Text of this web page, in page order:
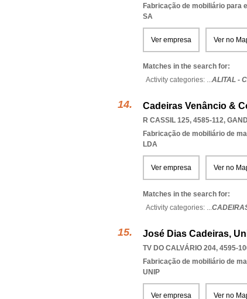
Fabricação de mobiliário para
SA
Ver empresa Ver no
Matches in the search for:
Activity categories: ...ALITAL -
Cadeiras Venâncio &
R CASSIL 125, 4585-112,
Fabricação de mobiliário de
LDA
Ver empresa Ver no
Matches in the search for:
Activity categories: ...
José Dias Cadeiras,
TV DO CALVÁRIO 204, 4595-
Fabricação de mobiliário de
UNIP
Ver empresa Ver no